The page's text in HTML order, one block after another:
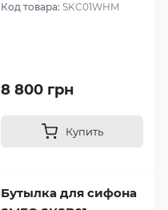
Код товара: SKC01WHM
8 800 грн
Купить
Бутылка для сифона